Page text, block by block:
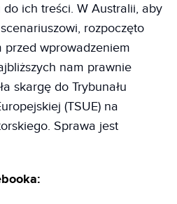
ich treści. W Australii, aby
rozpoczęto
wprowadzeniem
nam prawnie
skargę do Trybunału
(TSUE) na
Sprawa jest